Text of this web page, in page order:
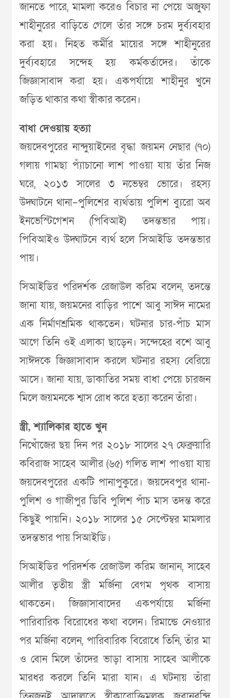
জানতে পারে, মামলা করেও বিচার না পেয়ে অজুফা
শাহীনুরের বাড়িতে গেলে তাঁর সঙ্গে চরম দুর্ব্যবহার
করা হয়। নিহত কর্মীর মায়ের সঙ্গে শাহীনুরের
দুর্ব্যবহারে সন্দেহ হয় কর্মকর্তাদের। তাঁকে
জিজ্ঞাসাবাদ করা হয়। একপর্যায়ে শাহীনুর খুনে
জড়িত থাকার কথা স্বীকার করেন।
বাধা দেওয়ায় হত্যা
জয়দেবপুরের নান্দুয়াইনের বৃদ্ধা জয়মন নেছার (৭০)
গলায় গামছা প্যাঁচানো লাশ পাওয়া যায় তাঁর নিজ
ঘরে, ২০১৩ সালের ৩ নভেম্বর ভোরে। রহস্য
উদ্ঘাটনে থানা–পুলিশের ব্যর্থতায় পুলিশ ব্যুরো অব
ইনভেস্টিগেশন (পিবিআই) তদন্তভার পায়।
পিবিআইও উদ্ঘাটনে ব্যর্থ হলে সিআইডি তদন্তভার
পায়।
সিআইডির পরিদর্শক রেজাউল করিম বলেন, তদন্তে
জানা যায়, জয়মনের বাড়ির পাশে আবু সাঈদ নামের
এক নির্মাণশ্রমিক থাকতেন। ঘটনার চার-পাঁচ মাস
আগে তিনি ওই এলাকা ছাড়েন। সন্দেহের বশে আবু
সাঈদকে জিজ্ঞাসাবাদ করলে ঘটনার রহস্য বেরিয়ে
আসে। জানা যায়, ডাকাতির সময় বাধা পেয়ে চারজন
মিলে জয়মনকে শ্বাস রোধ করে হত্যা করেন তাঁরা।
স্ত্রী, শ্যালিকার হাতে খুন
নিখোঁজের ছয় দিন পর ২০১৮ সালের ২৭ ফেব্রুয়ারি
কবিরাজ সাহেব আলীর (৬৫) গলিত লাশ পাওয়া যায়
জয়দেবপুরের একটি পানাপুকুরে। জয়দেবপুর থানা-
পুলিশ ও গাজীপুর ডিবি পুলিশ পাঁচ মাস তদন্ত করে
কিছুই পায়নি। ২০১৮ সালের ১৫ সেপ্টেম্বর মামলার
তদন্তভার পায় সিআইডি।
সিআইডির পরিদর্শক রেজাউল করিম জানান, সাহেব
আলীর তৃতীয় স্ত্রী মর্জিনা বেগম পৃথক বাসায়
থাকতেন। জিজ্ঞাসাবাদের একপর্যায়ে মর্জিনা
পারিবারিক বিরোধের কথা বলেন। রিমান্ডে নেওয়ার
পর মর্জিনা বলেন, পারিবারিক বিরোধে তিনি, তাঁর মা
ও বোন মিলে তাঁদের ভাড়া বাসায় সাহেব আলীকে
মারধর করলে তিনি মারা যান। এ ঘটনায় তাঁরা